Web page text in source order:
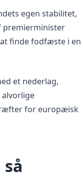
egen stabilitet,
premierminister
finde fodfæste i en
et nederlag,
for europæisk